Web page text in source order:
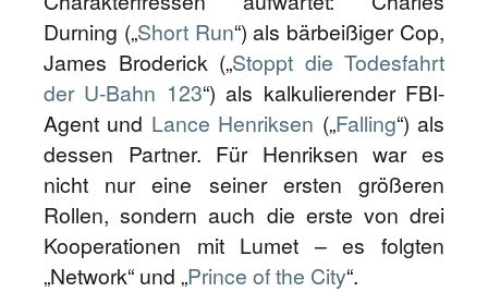
Durning („Short Run“) als bärbeißiger Cop,
James Broderick („Stoppt die Todesfahrt
der U-Bahn 123“) als kalkulierender FBI-
Agent und Lance Henriksen („Falling“) als
dessen Partner. Für Henriksen war es
nicht nur eine seiner ersten größeren
Rollen, sondern auch die erste von drei
Kooperationen mit Lumet – es folgten
„Network“ und „Prince of the City“.